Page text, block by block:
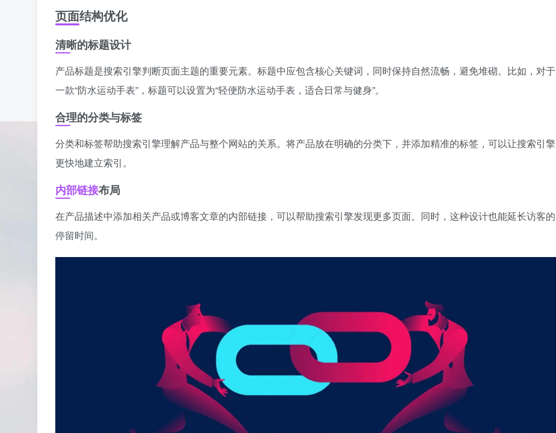
页面结构优化
清晰的标题设计
产品标题是搜索引擎判断页面主题的重要元素。标题中应包含核心关键词，同时保持自然流畅，避免堆砌。比如，对于
一款“防水运动手表”，标题可以设置为“轻便防水运动手表，适合日常与健身”。
合理的分类与标签
分类和标签帮助搜索引擎理解产品与整个网站的关系。将产品放在明确的分类下，并添加精准的标签，可以让搜索引擎
更快地建立索引。
内部链接布局
在产品描述中添加相关产品或博客文章的内部链接，可以帮助搜索引擎发现更多页面。同时，这种设计也能延长访客的
停留时间。